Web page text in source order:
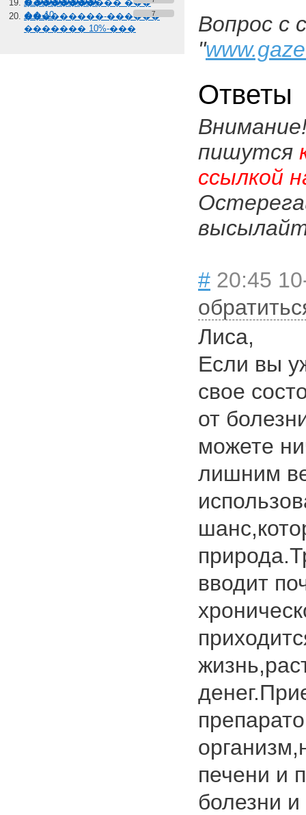
����������� ���
��-10
���������-������
������� 10%-���
7
Вопрос с
"
Ответы
пишутся
ссылкой
# 20:45
Лиса,
Если вы
свое
от
можете
лишним
вводит
печени и
болезни и